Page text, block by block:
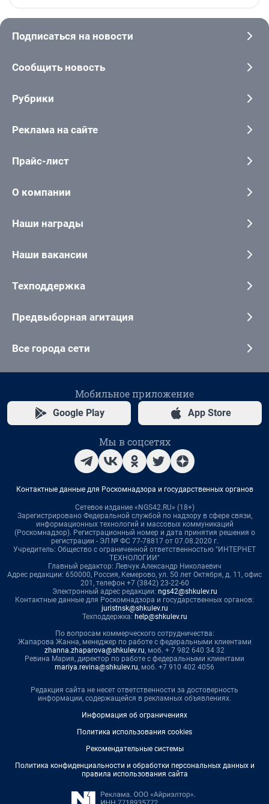
Подписаться на новости
Сообщить новость
Рубрики
Реклама на сайте
Прайс-лист
О компании
Наши награды
Наши вакансии
Техподдержка
Предвыборная агитация
Все города сети
Мобильное приложение
Google Play App Store
Мы в соцсетях
Контактные данные для Роскомнадзора и государственных органов
Сетевое издание «NGS42.RU» (18+)
Зарегистрировано Федеральной службой по надзору в сфере связи,
информационных технологий и массовых коммуникаций
(Роскомнадзор). Регистрационный номер и дата принятия решения о
регистрации - ЭЛ № ФС 77-78817 от 07.08.2020 г.
Учредитель: Общество с ограниченной ответственностью "ИНТЕРНЕТ
ТЕХНОЛОГИИ"
Главный редактор: Левчук Александр Николаевич
Адрес редакции: 650000, Россия, Кемерово, ул. 50 лет Октября, д. 11, офис
201, телефон +7 (3842) 23-22-60
Электронный адрес редакции: ngs42@shkulev.ru
Контактные данные для Роскомнадзора и государственных органов:
juristnsk@shkulev.ru
Техподдержка: help@shkulev.ru
По вопросам коммерческого сотрудничества:
Жапарова Жанна, менеджер по работе с федеральными клиентами
zhanna.zhaparova@shkulev.ru, моб. + 7 982 640 34 32
Ревина Мария, директор по работе с федеральными клиентами
mariya.revina@shkulev.ru, моб. +7 910 402 4056
Редакция сайта не несет ответственности за достоверность
информации, содержащейся в рекламных объявлениях.
Информация об ограничениях
Политика использования cookies
Рекомендательные системы
Политика конфиденциальности и обработки персональных данных и
правила использования сайта